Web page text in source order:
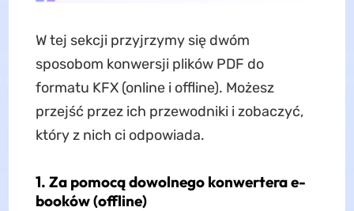
W tej sekcji przyjrzymy się dwóm
sposobom konwersji plików PDF do
formatu KFX (online i offline). Możesz
przejść przez ich przewodniki i zobaczyć,
który z nich ci odpowiada.
1. Za pomocą dowolnego konwertera e-
booków (offline)